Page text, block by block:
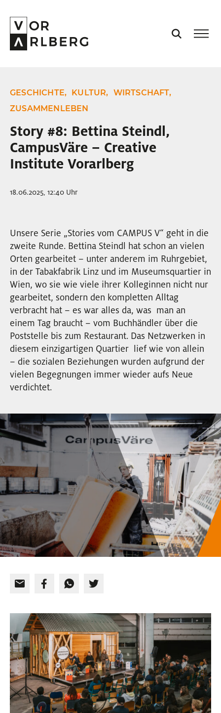
VORARLBERG
PROJEKTE
PODCASTS
VISION
EVENTS
NEWSLETTER
GESCHICHTE, KULTUR, WIRTSCHAFT,
ZUSAMMENLEBEN
Story #8: Bettina Steindl,
CampusVäre – Creative
Institute Vorarlberg
18.06.2025, 12:40 Uhr
Unsere Serie „Stories vom CAMPUS V“ geht in die
zweite Runde. Bettina Steindl hat schon an vielen
Orten gearbeitet – unter anderem im Ruhrgebiet,
in der Tabakfabrik Linz und im Museumsquartier in
Wien, wo sie wie viele ihrer Kolleginnen nicht nur
gearbeitet, sondern den kompletten Alltag
verbracht hat – es war alles da, was man an
einem Tag braucht – vom Buchhändler über die
Poststelle bis zum Restaurant. Das Netzwerken in
diesem einzigartigen Quartier lief wie von allein
– die sozialen Beziehungen wurden aufgrund der
vielen Begegnungen immer wieder aufs Neue
verdichtet.